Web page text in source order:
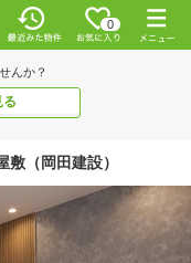
0
んか？
（岡田建設）